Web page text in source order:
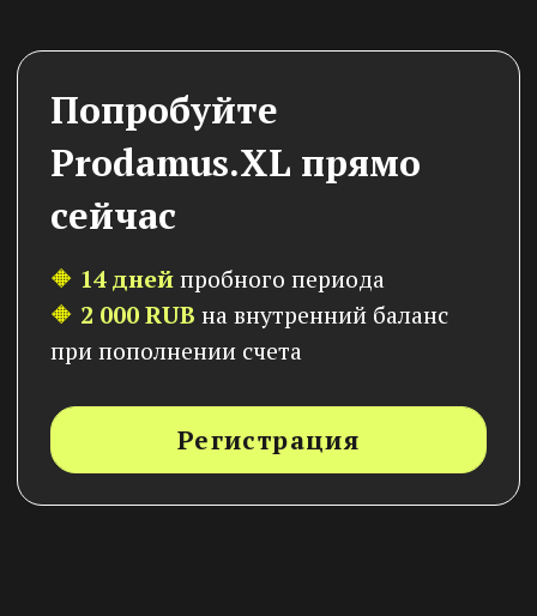
ИНН 661586925779
blog@svobodalife.ru
г. Екатеринбург
Контакты
Продукты и предложения
Контент
Сайты
Курсы и обучение
Личный кабинет ученика
Функционал